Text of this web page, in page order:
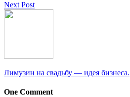
Next Post
Лимузин на свадьбу — идея бизнеса.
One Comment